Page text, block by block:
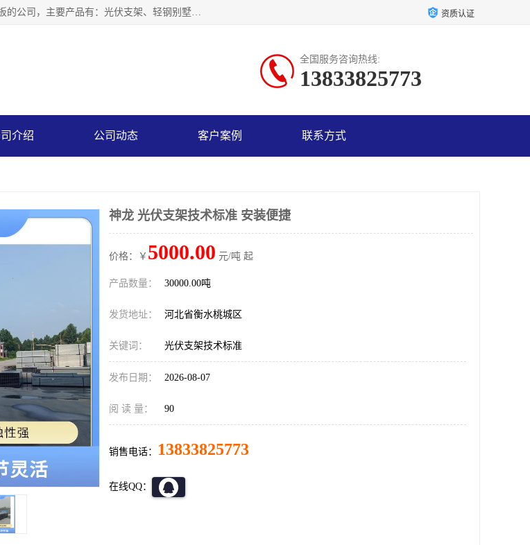
神龙拜耳科技衡水股份有限公司河北一家生产光伏支架，轻钢别墅，阳光板、耐力板的公司，主要产品有：光伏支架、轻钢别墅、阳光板、耐力板、采光板等，公司参与制定了多项标准。 资质认证
全国服务咨询热线:
13833825773
介绍 公司动态 客户案例 联系方式
神龙 光伏支架技术标准 安装便捷
价格：￥ 5000.00 元/吨 起
产品数量： 30000.00吨
发货地址： 河北省衡水桃城区
关键词： 光伏支架技术标准
发布日期： 2026-08-07
阅 读 量： 90
销售电话： 13833825773
在线QQ：